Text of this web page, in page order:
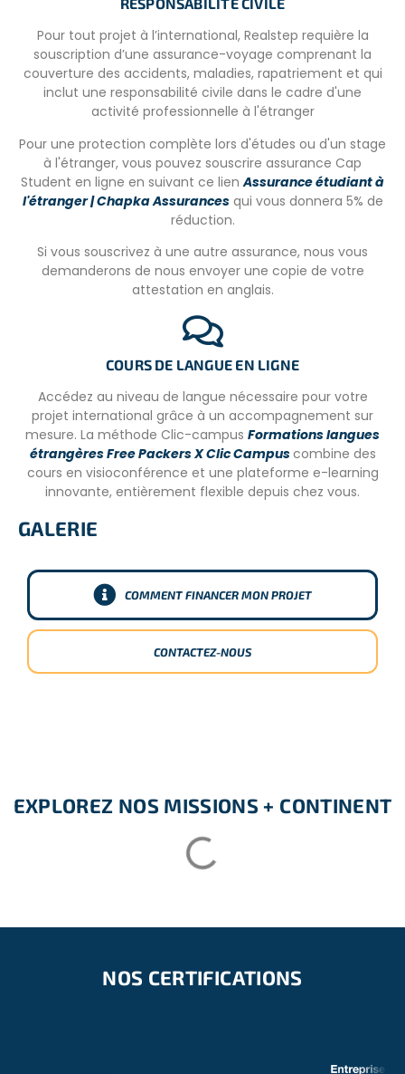
les dépenses personnelles à Córdoba.
– Transports locaux (si nécessaire) : 2-3 euros par jour
(aller-retour).
– Ce que vous devrez apporter pour le projet : vêtements
pour l’extérieur, bottes, bonnet, lunettes de soleil,
protection solaire, pantalon long.
– Capacité d’adaptation à un nouvel environnement/une
nouvelle culture et engagement sincère envers
l’organisation d’accueil.
– Niveau d’espagnol basique
RESPONSABILITÉ CIVILE
Pour tout projet à l’international, Realstep requière la
souscription d’une assurance-voyage comprenant la
couverture des accidents, maladies, rapatriement et qui
inclut une responsabilité civile dans le cadre d'une
activité professionnelle à l'étranger
Pour une protection complète lors d'études ou d'un stage
à l'étranger, vous pouvez souscrire assurance Cap
Student en ligne en suivant ce lienAssurance étudiant à
l'étranger | Chapka Assurancesqui vous donnera 5% de
réduction.
Si vous souscrivez à une autre assurance, nous vous
demanderons de nous envoyer une copie de votre
attestation en anglais.
COURS DE LANGUE EN LIGNE
Accédez au niveau de langue nécessaire pour votre
projet international grâce à un accompagnement sur
mesure. La méthode Clic-campus Formations langues
étrangères Free Packers X Clic Campuscombine des
cours en visioconférence et une plateforme e-learning
innovante, entièrement flexible depuis chez vous.
GALERIE
COMMENT FINANCER MON PROJET
CONTACTEZ-NOUS
EXPLOREZ NOS MISSIONS + CONTINENT
NOS CERTIFICATIONS